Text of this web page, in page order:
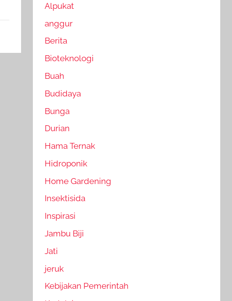
Alpukat
anggur
Berita
Bioteknologi
Buah
Budidaya
Bunga
Durian
Hama Ternak
Hidroponik
Home Gardening
Insektisida
Inspirasi
Jambu Biji
Jati
jeruk
Kebijakan Pemerintah